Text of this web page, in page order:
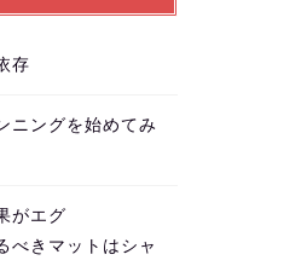
存
ニングを始めてみ
がエグ
べきマットはシャ